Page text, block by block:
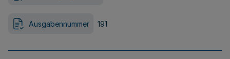
Ausgabennummer 191